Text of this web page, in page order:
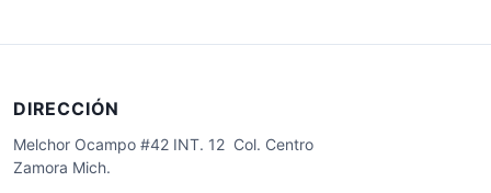
DIRECCIÓN
Melchor Ocampo #42 INT. 12 Col. Centro
Zamora Mich.